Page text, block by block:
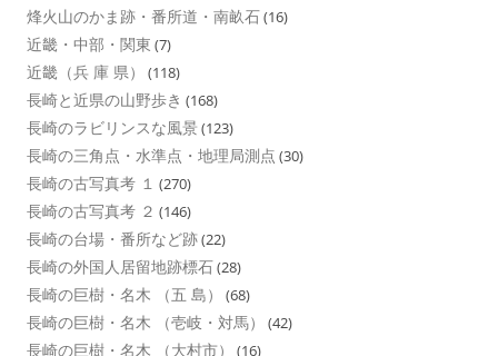
烽火山のかま跡・番所道・南畝石(16)
近畿・中部・関東 (7)
近畿（兵 庫 県） (118)
長崎と近県の山野歩き (168)
長崎のラビリンスな風景 (123)
長崎の三角点・水準点・地理局測点 (30)
長崎の古写真考 １ (270)
長崎の古写真考 ２ (146)
長崎の台場・番所など跡(22)
長崎の外国人居留地跡標石(28)
長崎の巨樹・名木 （五 島） (68)
長崎の巨樹・名木 （壱岐・対馬） (42)
長崎の巨樹・名木 （大村市） (16)